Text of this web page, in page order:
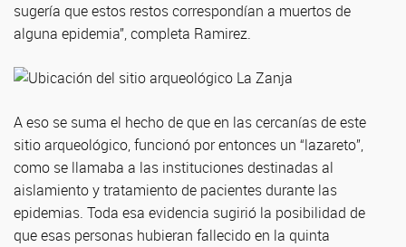
sugería que estos restos correspondían a muertos de
alguna epidemia”, completa Ramirez.
A eso se suma el hecho de que en las cercanías de este
sitio arqueológico, funcionó por entonces un “lazareto”,
como se llamaba a las instituciones destinadas al
aislamiento y tratamiento de pacientes durante las
epidemias. Toda esa evidencia sugirió la posibilidad de
que esas personas hubieran fallecido en la quinta